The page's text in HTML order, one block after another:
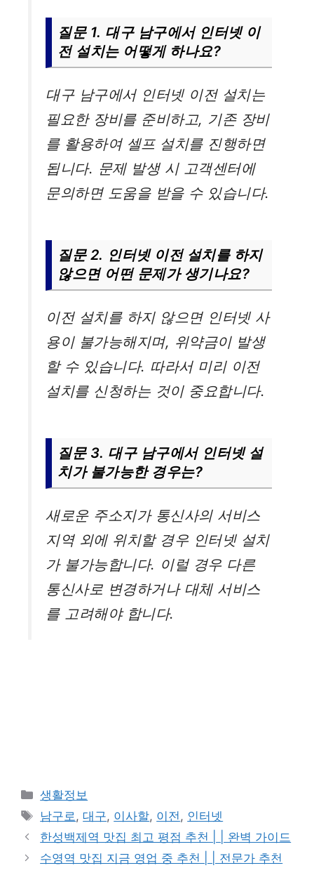
질문 1. 대구 남구에서 인터넷 이
전 설치는 어떻게 하나요?
대구 남구에서 인터넷 이전 설치는
필요한 장비를 준비하고, 기존 장비
를 활용하여 셀프 설치를 진행하면
됩니다. 문제 발생 시 고객센터에
문의하면 도움을 받을 수 있습니다.
질문 2. 인터넷 이전 설치를 하지
않으면 어떤 문제가 생기나요?
이전 설치를 하지 않으면 인터넷 사
용이 불가능해지며, 위약금이 발생
할 수 있습니다. 따라서 미리 이전
설치를 신청하는 것이 중요합니다.
질문 3. 대구 남구에서 인터넷 설
치가 불가능한 경우는?
새로운 주소지가 통신사의 서비스
지역 외에 위치할 경우 인터넷 설치
가 불가능합니다. 이럴 경우 다른
통신사로 변경하거나 대체 서비스
를 고려해야 합니다.
카
테
고
리
생활정보
태
그
남구로 ,대구, 이사할, 이전 , 인터넷
한성백제역 맛집 최고 평점 추천 | | 완벽 가이드
수영역 맛집 지금 영업 중 추천 | | 전문가 추천